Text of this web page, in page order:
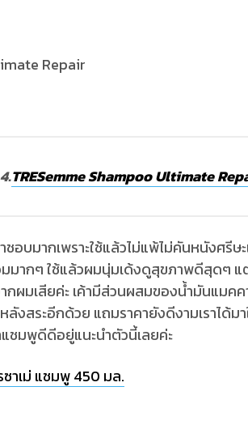
4.TRESemme Shampoo Ultimate
ชอบมากเพราะใช้แล้วไม่แพ้ไม่คันหนังศรี
ากๆ ใช้แล้วผมนุ่มเด้งดูสุขภาพดีสุดๆ แ
ผมเสียค่ะ เค้ามีส่วนผสมของน้ำมันแมคค
งสระอีกด้วย แถมราคายังดีงามเราได้ม
ชมพูดีดีอยู่แนะนำตัวนี้เลยค่ะ
ซาเม่ แชมพู 450 มล.